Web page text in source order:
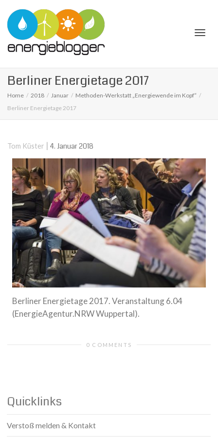
Berliner Energietage 2017
Home 2018 Januar
Methoden-Werkstatt „Energiewende im Kopf“
Berliner Energietage 2017
Tom Küster | 4. Januar 2018
Berliner Energietage 2017. Veranstaltung 6.04
(EnergieAgentur.NRW Wuppertal).
0 COMMENTS
Quicklinks
Verstoß melden & Kontakt